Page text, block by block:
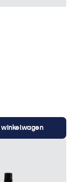
winkelwagen